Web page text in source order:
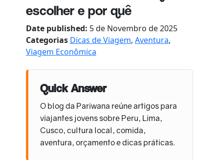
escolher e por quê
Date published: 5 de Novembro de 2025
Categorias Dicas de Viagem, Aventura,
Viagem Econômica
Quick Answer
O blog da Pariwana reúne artigos para
viajantes jovens sobre Peru, Lima,
Cusco, cultura local, comida,
aventura, orçamento e dicas práticas.